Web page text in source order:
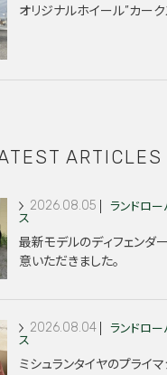
オリジナルホイール”カーク
ARTICLES
2026.08.05
ランドロ
ス
最新モデルのディフェンダ
意いただきました。
2026.08.04
ランドロ
ス
ミシュランタイヤのプライ